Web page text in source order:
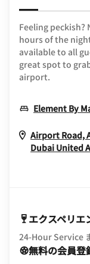
Feeling
hours of the
available to all
great spot to
airport.
Element By
Airport Road,
Dubai United
エクスペリエ
24-Hour Service
無料の会員登